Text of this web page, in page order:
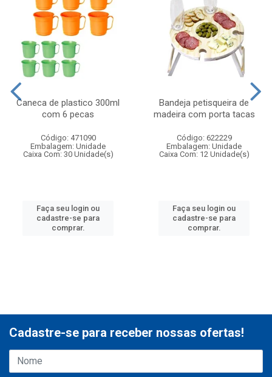
Caneca de plastico 300ml
com 6 pecas
Código: 471090
Embalagem: Unidade
Caixa Com: 30 Unidade(s)
Faça seu login ou
cadastre-se para
comprar.
Bandeja petisqueira de
madeira com porta tacas
Código: 622229
Embalagem: Unidade
Caixa Com: 12 Unidade(s)
Faça seu login ou
cadastre-se para
comprar.
Cadastre-se para receber nossas ofertas!